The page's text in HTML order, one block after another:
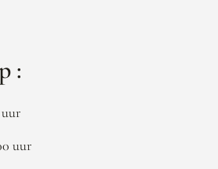
:
uur
uur